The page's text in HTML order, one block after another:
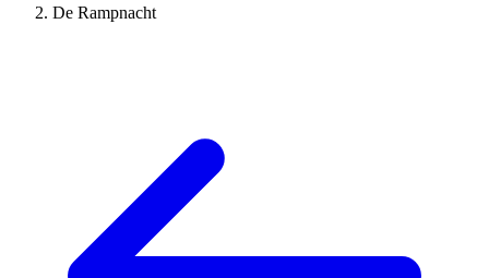
De Rampnacht